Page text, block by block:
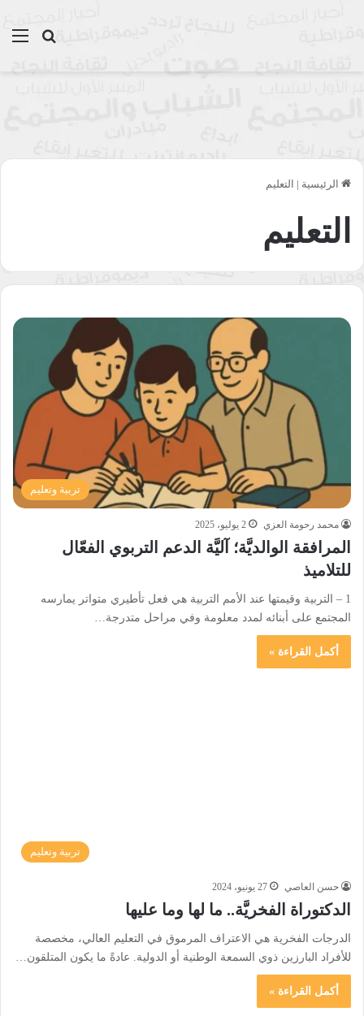
بحث
الرئيسية | التعليم
التعليم
تربية وتعليم
محمد رحومة العزي 2 يوليو، 2025
المرافقة الوالديَّة؛ آليَّة الدعم التربوي الفعّال
للتلاميذ
1 – التربية وقيمتها عند الأمم التربية هي فعل تأطيري متواتر يمارسه
المجتمع على أبنائه لمدد معلومة وفي مراحل متدرجة…
أكمل القراءة »
تربية وتعليم
حسن العاصي 27 يونيو، 2024
الدكتوراة الفخريَّة.. ما لها وما عليها
الدرجات الفخرية هي الاعتراف المرموق في التعليم العالي، مخصصة
للأفراد البارزين ذوي السمعة الوطنية أو الدولية. عادةً ما يكون المتلقون…
أكمل القراءة »